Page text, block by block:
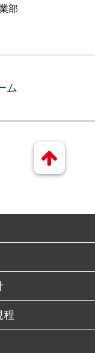
部
ム
程